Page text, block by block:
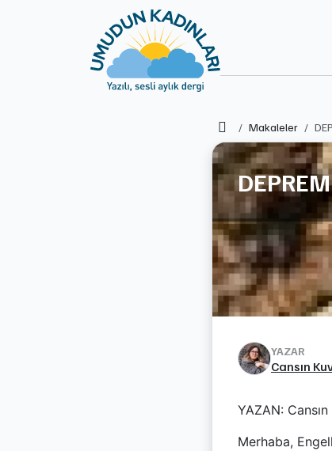
Ana SayfaMakaleler
YAZAR
Cansın
YAZAN:
Merhaba,